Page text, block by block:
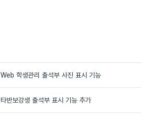
Web 학생관리 출석부 사진 표시 기능
타반보강생 출석부 표시 기능 추가